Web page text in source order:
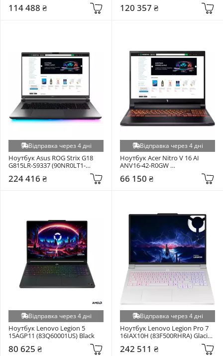
114 488 ₴ 120 357 ₴
Відправка через 4 дні
Ноутбук Asus ROG Strix G18
G815LR-S9337 (90NR0LT1-
224 416 ₴
Відправка через 4 дні
Ноутбук Acer Nitro V 16 AI
ANV16-42-R0GW
(NH.U1HEU.00A) Shale Black
66 150 ₴
Відправка через 4 дні
Ноутбук Lenovo Legion 5
15AGP11 (83Q60001US) Black
80 625 ₴
Відправка через 4 дні
Ноутбук Lenovo Legion Pro 7
16IAX10H (83F500RHRA) Glacier
242 511 ₴